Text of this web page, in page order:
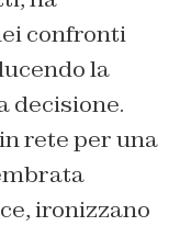
confronti
la
decisione.
rete per una
ironizzano